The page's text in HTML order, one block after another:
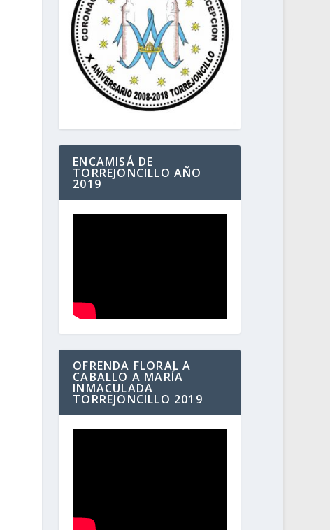
ENCAMISÁ DE
TORREJONCILLO AÑO
2019
OFRENDA FLORAL A
CABALLO A MARÍA
INMACULADA
TORREJONCILLO 2019